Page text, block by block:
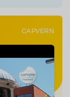
CAPVERN